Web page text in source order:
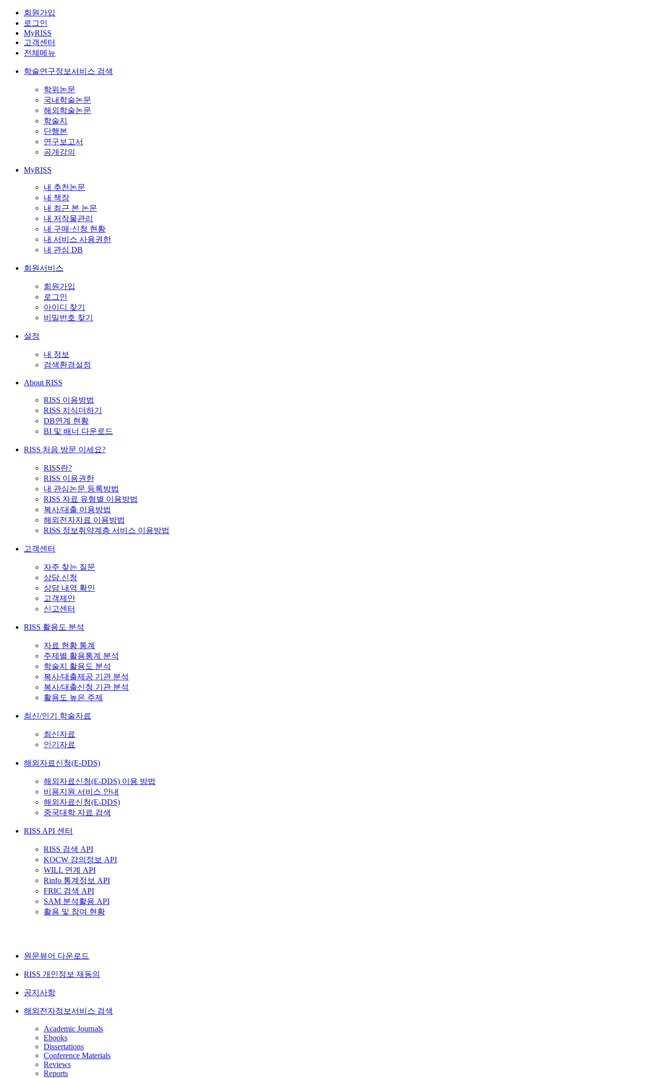
회원가입
로그인
MyRISS
고객센터
전체메뉴
학술연구정보서비스 검색
학위논문
국내학술논문
해외학술논문
학술지
단행본
연구보고서
공개강의
MyRISS
내 추천논문
내 책장
내 최근 본 논문
내 저작물관리
내 구매·신청 현황
내 서비스 사용권한
내 관심 DB
회원서비스
회원가입
로그인
아이디 찾기
비밀번호 찾기
설정
내 정보
검색환경설정
About RISS
RISS 이용방법
RISS 지식더하기
DB연계 현황
BI 및 배너 다운로드
RISS 처음 방문 이세요?
RISS란?
RISS 이용권한
내 관심논문 등록방법
RISS 자료 유형별 이용방법
복사/대출 이용방법
해외전자자료 이용방법
RISS 정보취약계층 서비스 이용방법
고객센터
자주 찾는 질문
상담 신청
상담 내역 확인
고객제안
신고센터
RISS 활용도 분석
자료 현황 통계
주제별 활용통계 분석
학술지 활용도 분석
복사/대출제공 기관 분석
복사/대출신청 기관 분석
활용도 높은 주제
최신/인기 학술자료
최신자료
인기자료
해외자료신청(E-DDS)
해외자료신청(E-DDS) 이용 방법
비용지원 서비스 안내
해외자료신청(E-DDS)
중국대학 자료 검색
RISS API 센터
RISS 검색 API
KOCW 강의정보 API
WILL 연계 API
Rinfo 통계정보 API
FRIC 검색 API
SAM 분석활용 API
활용 및 참여 현황
원문뷰어 다운로드
RISS 개인정보 재동의
공지사항
해외전자정보서비스 검색
Academic Journals
Ebooks
Dissertations
Conference Materials
Reviews
Reports